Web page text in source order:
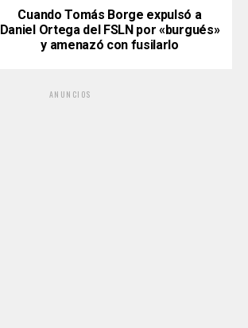
Cuando Tomás Borge expulsó a
Daniel Ortega del FSLN por «burgués»
y amenazó con fusilarlo
ANUNCIOS